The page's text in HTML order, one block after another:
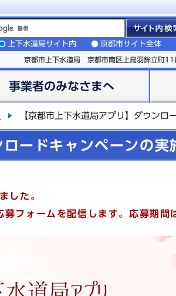
上下水道局サイト内 京都市サイト全体
京都市上下水道局 京都市南区上鳥羽鉾立町
事業者のみなさまへ
【京都市上下水道局アプリ】ダウンロ
ロードキャンペーンの実
した。
フォームを配信します。応募期間